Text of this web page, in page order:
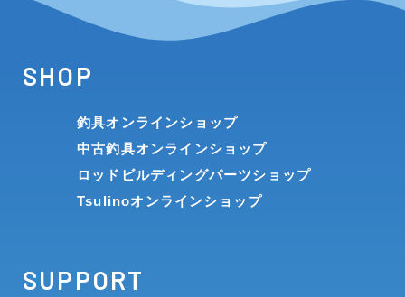
SHOP
釣具オンラインショップ
中古釣具オンラインショップ
ロッドビルディングパーツショップ
Tsulinoオンラインショップ
SUPPORT